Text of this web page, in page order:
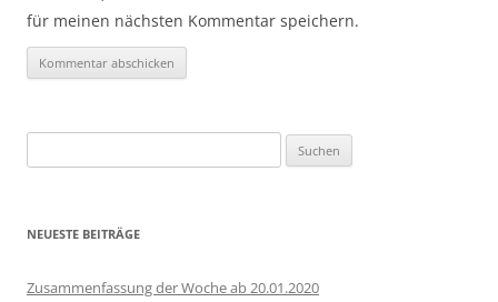
für meinen nächsten Kommentar speichern.
nach:
NEUESTE BEITRÄGE
Zusammenfassung der Woche ab 20.01.2020